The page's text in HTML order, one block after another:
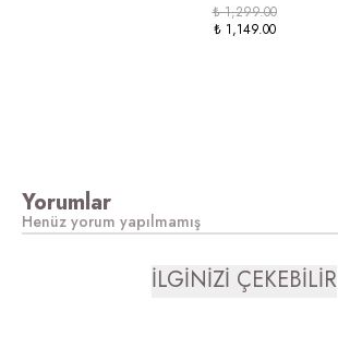
₺ 1,299.00
₺ 1,149.00
Yorumlar
Henüz yorum yapılmamış
İLGİNİZİ ÇEKEBİLİR